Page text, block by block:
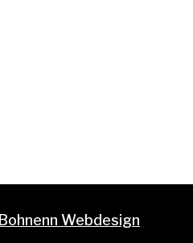
Bohnenn Webdesign